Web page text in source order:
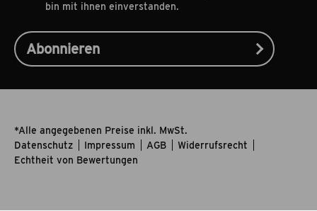
bin mit ihnen einverstanden.
*Alle angegebenen Preise inkl. MwSt.
Datenschutz
Impressum AGB
Widerrufsrecht
Echtheit von Bewertungen